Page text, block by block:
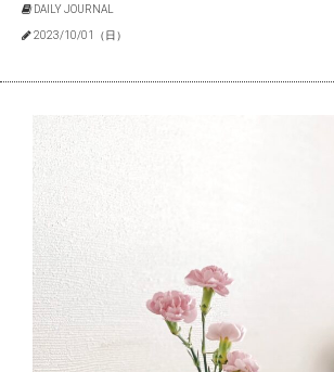
DAILY JOURNAL
2023/10/01（日）